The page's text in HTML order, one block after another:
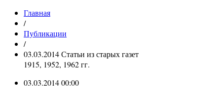
Главная
/
Публикации
/
03.03.2014 Статьи из старых газет
1915, 1952, 1962 гг.
03.03.2014 00:00